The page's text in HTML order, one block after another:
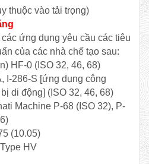
thuộc vào tải trọng)
ứng dụng yêu cầu các tiêu
của các nhà chế tạo sau:
HF-0 (ISO 32, 46, 68)
I-286-S [ứng dụng công
di động] (ISO 32, 46, 68)
Machine P-68 (ISO 32), P-
(10.05)
HV